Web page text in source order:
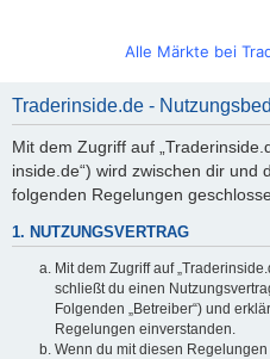
Alle Märkte bei
Traderinside.de -
Mit dem Zugriff auf
inside.de“) wird zwischen dir und
folgenden Regelungen
1. NUTZUNGSVERTRAG
Mit dem Zugriff auf
schließt du einen
Folgenden „Betreiber“) und
Regelungen einverstanden.
Wenn du mit diesen